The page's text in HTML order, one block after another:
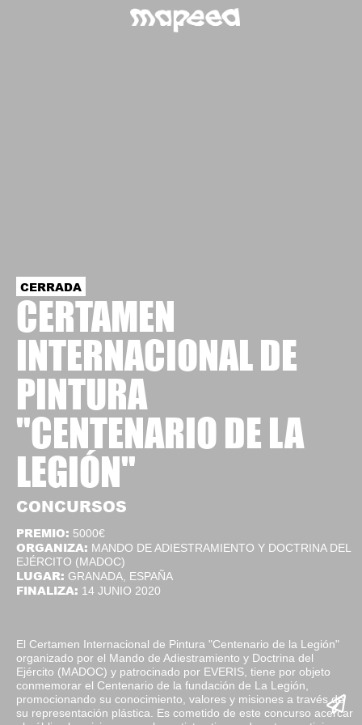
CERRADA
CERTAMEN
INTERNACIONAL DE
PINTURA
"CENTENARIO DE LA
LEGIÓN"
CONCURSOS
PREMIO: 5000€
ORGANIZA: MANDO DE ADIESTRAMIENTO Y DOCTRINA DEL
EJÉRCITO (MADOC)
LUGAR: GRANADA, ESPAÑA
FINALIZA: 14 JUNIO 2020
El Certamen Internacional de Pintura "Centenario de la Legión"
organizado por el Mando de Adiestramiento y Doctrina del
Ejército (MADOC) y patrocinado por EVERIS, tiene por objeto
conmemorar el Centenario de la fundación de La Legión,
promocionando su conocimiento, valores y misiones a través de
su representación plástica. Es cometido de este concurso acercar